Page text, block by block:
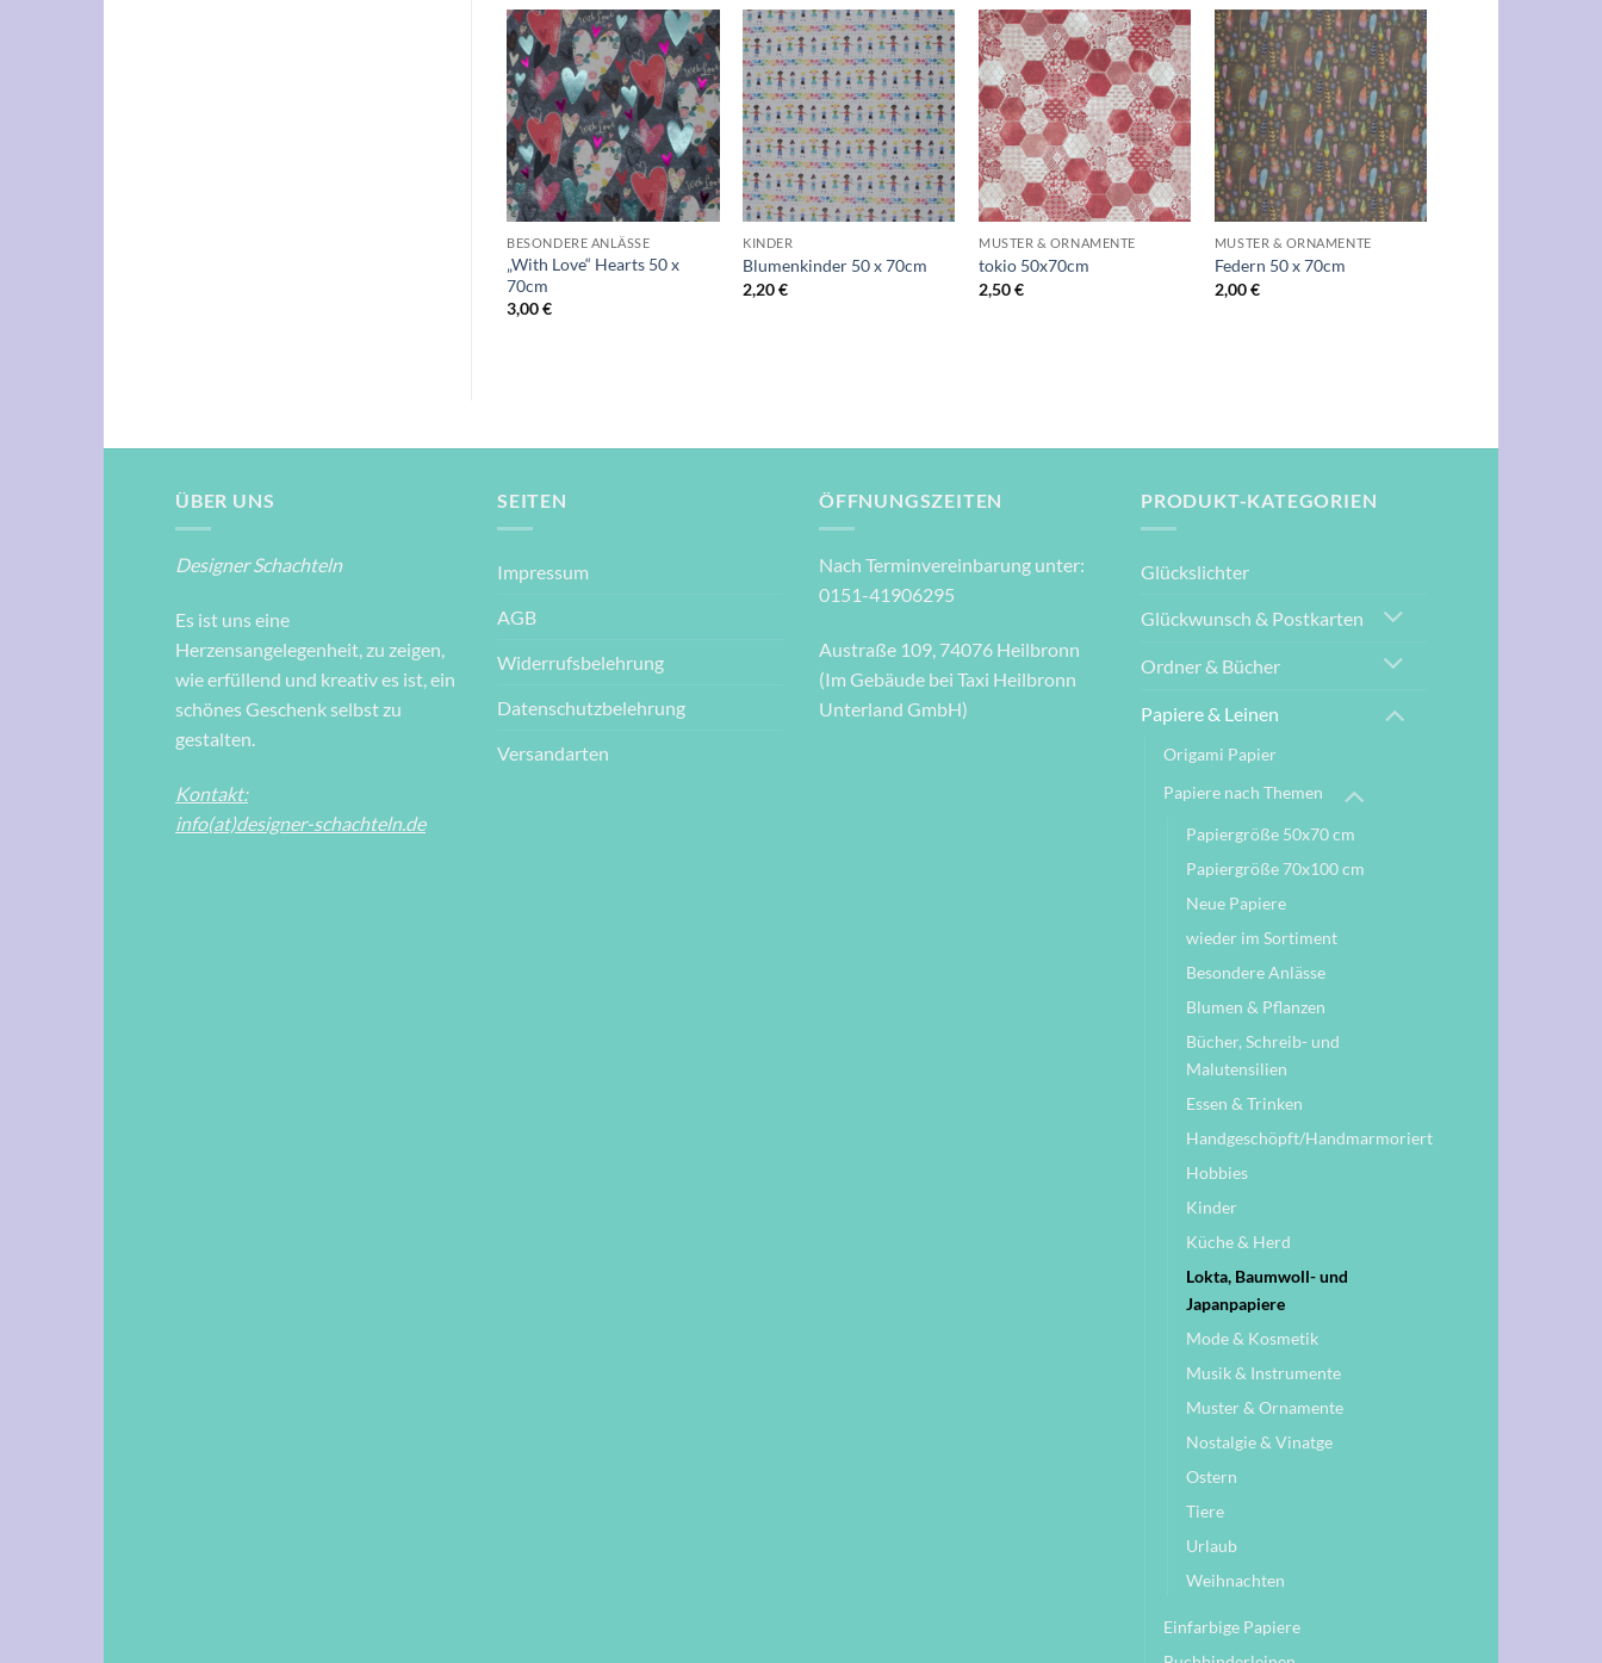
Auf die
Wunschliste
+
BESONDERE ANLÄSSE
„With Love“ Hearts 50 x
70cm
3,00€
Auf die
Wunschliste
+
KINDER
Blumenkinder 50 x 70cm
2,20€
Auf die
Wunschliste
+
MUSTER & ORNAMENTE
tokio 50x70cm
2,50€
Auf die
Wunschliste
+
MUSTER & ORNAMENTE
Federn 50 x 70cm
2,00€
ÜBER UNS
Designer Schachteln
Es ist uns eine
Herzensangelegenheit, zu zeigen,
wie erfüllend und kreativ es ist, ein
schönes Geschenk selbst zu
gestalten.
Kontakt:
info(at)designer-schachteln.de
SEITEN
Impressum
AGB
Widerrufsbelehrung
Datenschutzbelehrung
Versandarten
ÖFFNUNGSZEITEN
Nach Terminvereinbarung unter:
0151-41906295
Austraße 109, 74076 Heilbronn
(Im Gebäude bei Taxi Heilbronn
Unterland GmbH)
PRODUKT-KATEGORIEN
Glückslichter
Glückwunsch & Postkarten
Ordner & Bücher
Papiere & Leinen
Origami Papier
Papiere nach Themen
Papiergröße 50x70 cm
Papiergröße 70x100 cm
Neue Papiere
wieder im Sortiment
Besondere Anlässe
Blumen & Pflanzen
Bücher, Schreib- und
Malutensilien
Essen & Trinken
Handgeschöpft/Handmarmoriert
Hobbies
Kinder
Küche & Herd
Lokta, Baumwoll- und
Japanpapiere
Mode & Kosmetik
Musik & Instrumente
Muster & Ornamente
Nostalgie & Vinatge
Ostern
Tiere
Urlaub
Weihnachten
Einfarbige Papiere